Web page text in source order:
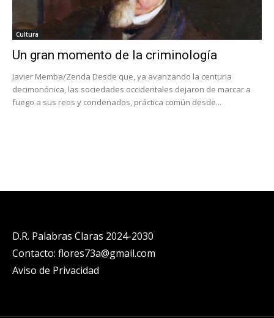
Cultura
Un gran momento de la criminología
Javier Memba/Zenda Desde que, ya avanzando la centuria
decimonónica, las sociedades occidentales dejaron de marcar a
fuego a sus reos y condenados, práctica común desde...
D.R. Palabras Claras 2024-2030
Contacto: flores73a@gmail.com
Aviso de Privacidad